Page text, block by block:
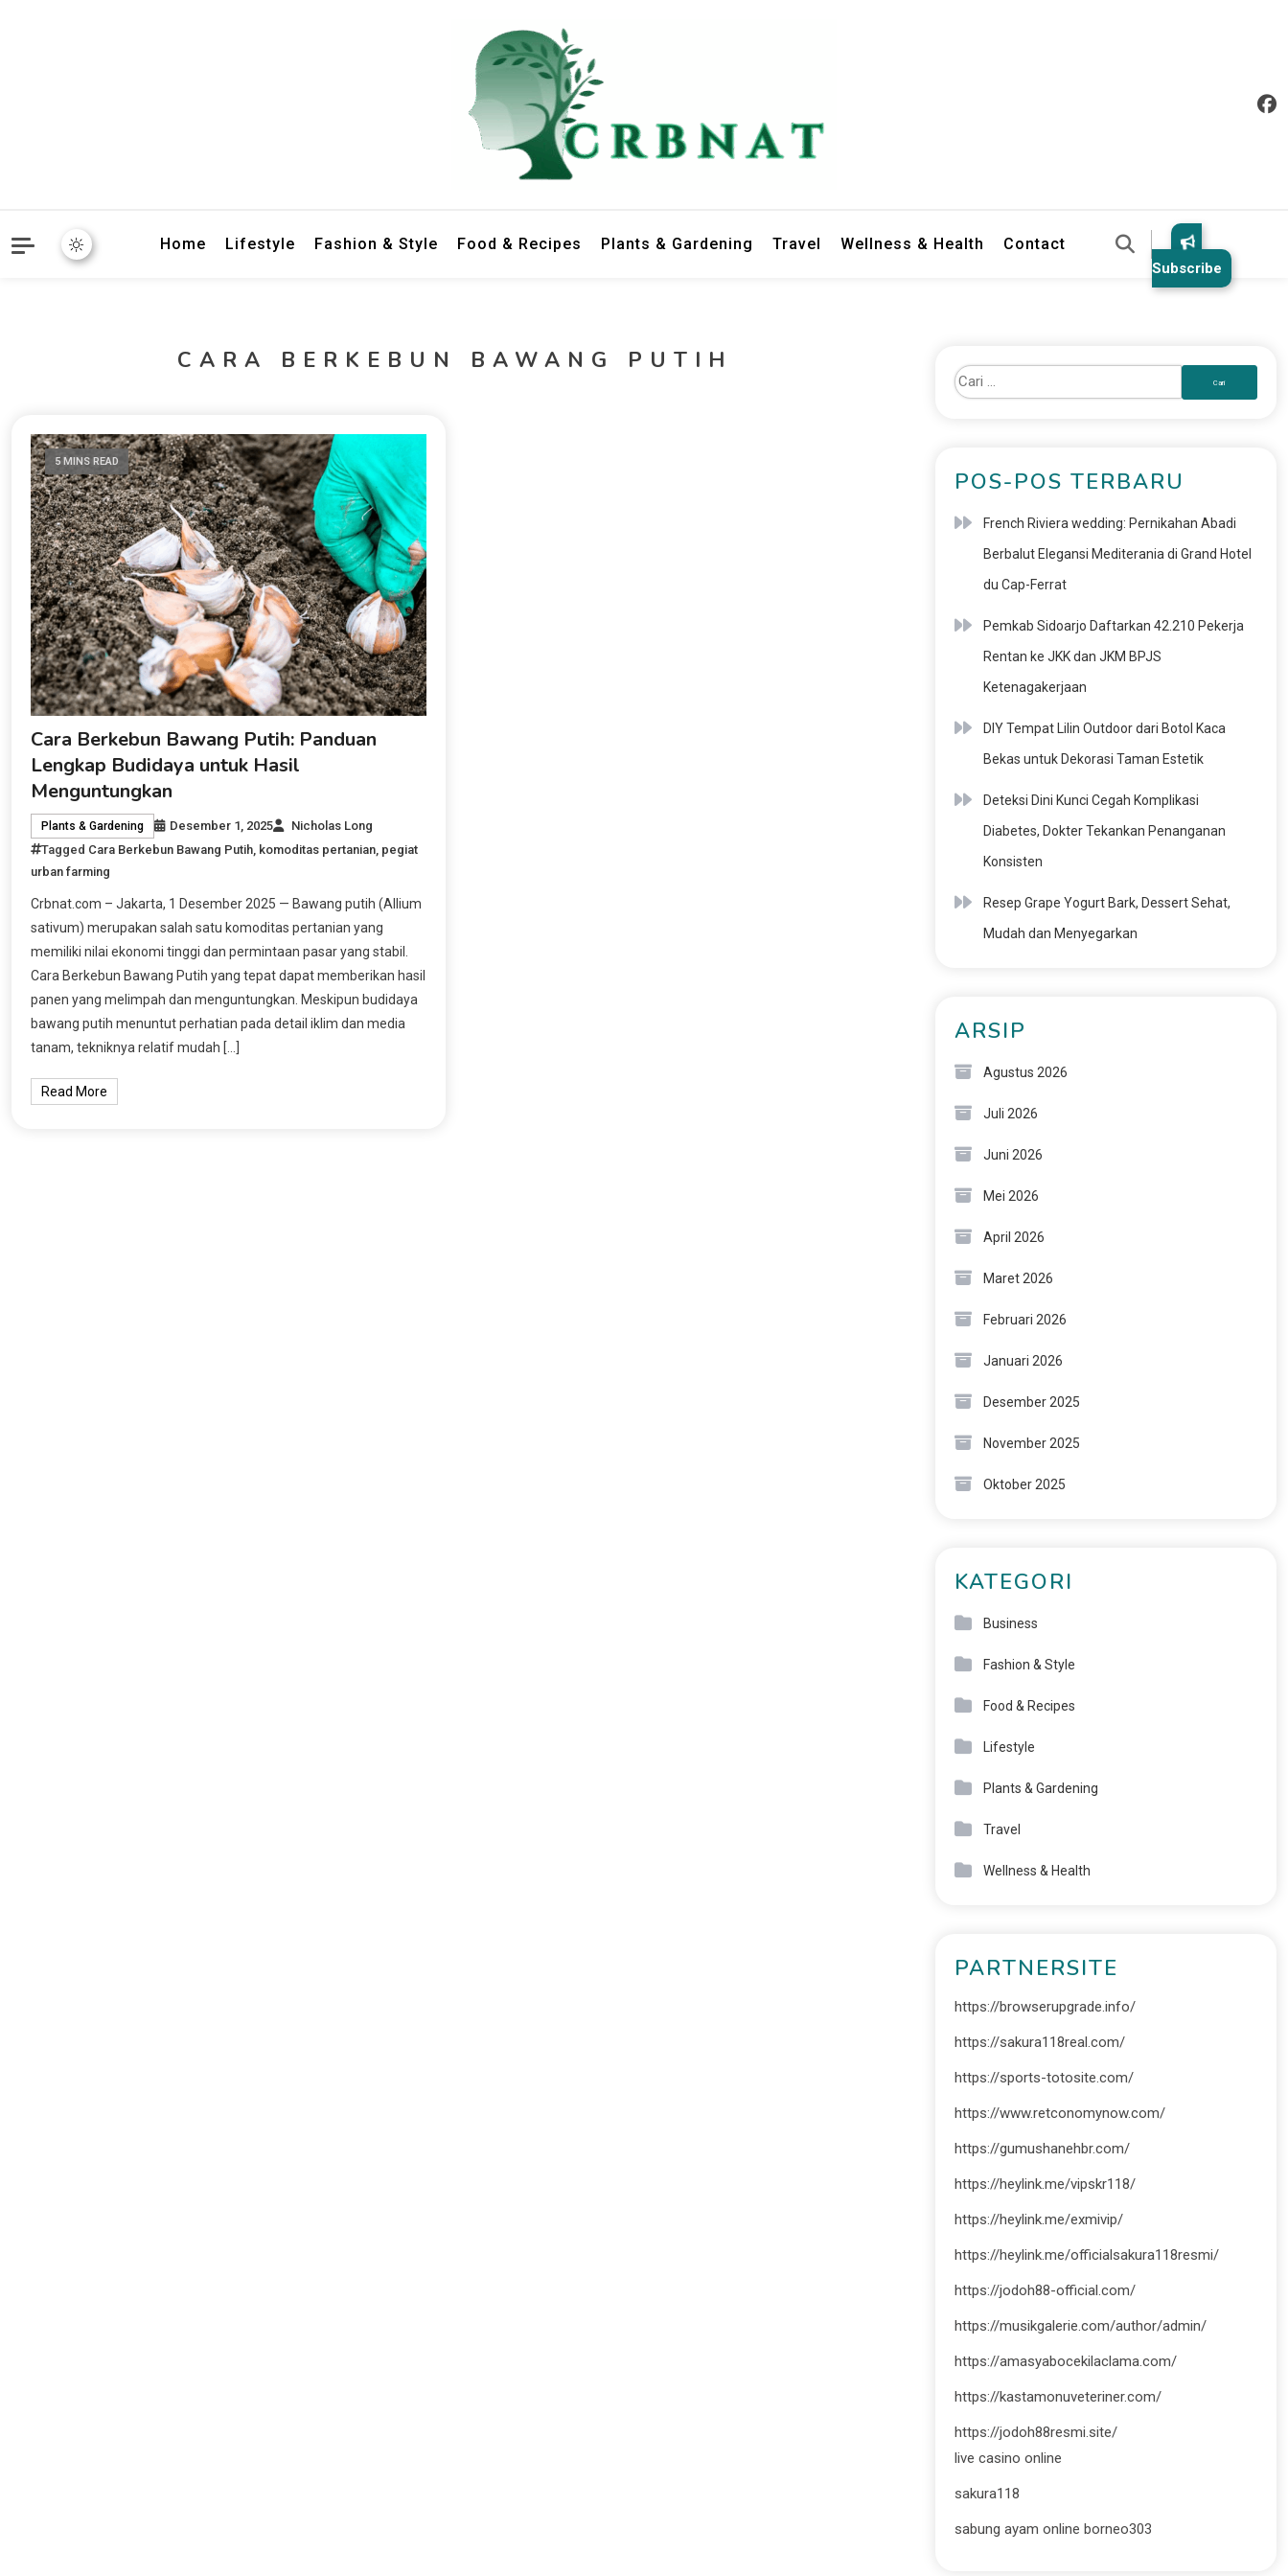
Home Lifestyle Fashion & Style Food & Recipes Plants & Gardening Travel Wellness & Health Contact
Subscribe
CARA BERKEBUN BAWANG PUTIH
5 MINS READ
Cara Berkebun Bawang Putih: Panduan
Lengkap Budidaya untuk Hasil
Menguntungkan
Plants & Gardening Desember 1, 2025
Nicholas Long
Tagged Cara Berkebun Bawang Putih komoditas pertanian pegiat
urban farming
Crbnat.com – Jakarta, 1 Desember 2025 — Bawang putih (Allium
sativum) merupakan salah satu komoditas pertanian yang
memiliki nilai ekonomi tinggi dan permintaan pasar yang stabil.
Cara Berkebun Bawang Putih yang tepat dapat memberikan hasil
panen yang melimpah dan menguntungkan. Meskipun budidaya
bawang putih menuntut perhatian pada detail iklim dan media
tanam, tekniknya relatif mudah […]
Read More
POS-POS TERBARU
French Riviera wedding: Pernikahan Abadi
Berbalut Elegansi Mediterania di Grand Hotel
du Cap-Ferrat
Pemkab Sidoarjo Daftarkan 42.210 Pekerja
Rentan ke JKK dan JKM BPJS
Ketenagakerjaan
DIY Tempat Lilin Outdoor dari Botol Kaca
Bekas untuk Dekorasi Taman Estetik
Deteksi Dini Kunci Cegah Komplikasi
Diabetes, Dokter Tekankan Penanganan
Konsisten
Resep Grape Yogurt Bark, Dessert Sehat,
Mudah dan Menyegarkan
ARSIP
Agustus 2026
Juli 2026
Juni 2026
Mei 2026
April 2026
Maret 2026
Februari 2026
Januari 2026
Desember 2025
November 2025
Oktober 2025
KATEGORI
Business
Fashion & Style
Food & Recipes
Lifestyle
Plants & Gardening
Travel
Wellness & Health
PARTNERSITE
https://browserupgrade.info/
https://sakura118real.com/
https://sports-totosite.com/
https://www.retconomynow.com/
https://gumushanehbr.com/
https://heylink.me/vipskr118/
https://heylink.me/exmivip/
https://heylink.me/officialsakura118resmi/
https://jodoh88-official.com/
https://musikgalerie.com/author/admin/
https://amasyabocekilaclama.com/
https://kastamonuveteriner.com/
https://jodoh88resmi.site/
live casino online
sakura118
sabung ayam online borneo303